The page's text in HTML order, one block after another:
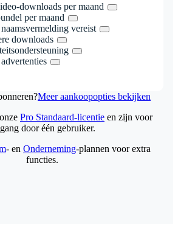
downloads per maand
per maand
vereist
downloads
Meer aankoopopties bekijken
Pro Standaard-licentie en zijn voor
door één gebruiker.
- en Onderneming-plannen voor extra
functies.